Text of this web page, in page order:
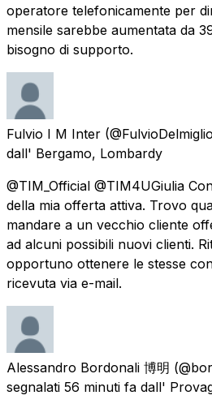
operatore telefonicamente per
mensile sarebbe aumentata da
bisogno di supporto.
Fulvio I M Inter
dall' Bergamo, Lombardy
@TIM_Official @TIM4UGiulia
della mia offerta attiva. Trovo
mandare a un vecchio cliente
ad alcuni possibili nuovi clienti.
opportuno ottenere le stesse
ricevuta via e-mail.
Alessandro Bordonali 博明
segnalati 56 minuti fa dall'